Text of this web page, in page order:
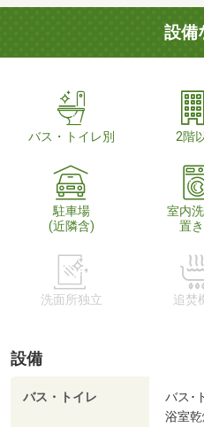
設備
バス・トイレ別 2階
駐車場
(近隣含)
室内
置
洗面所独立 追焚
設備
バス・トイレ
バス･
浴室